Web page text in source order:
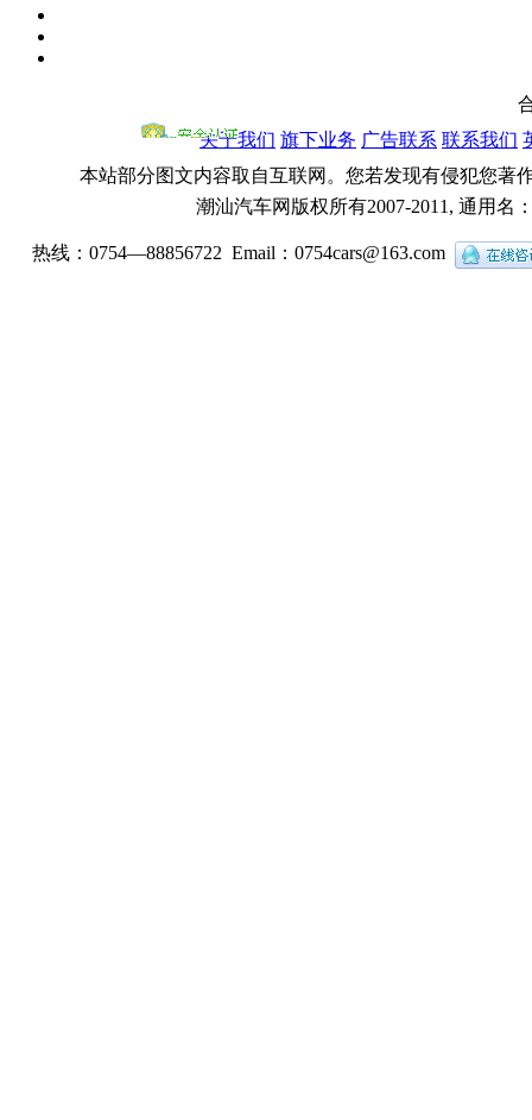
关于我们 旗下业务 广告联系 联系我们
本站部分图文内容取自互联网。您若发现有侵犯您著
潮汕汽车网版权所有2007-2011, 通用名
热线：0754—88856722 Email： 0754cars@163.com